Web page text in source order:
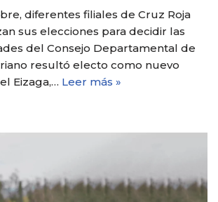
diferentes filiales de Cruz Roja
sus elecciones para decidir las
del Consejo Departamental de
resultó electo como nuevo
Eizaga,… Leer más »